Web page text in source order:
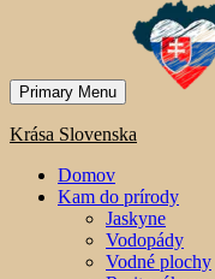
Primary Menu
Krása Slovenska
Domov
Kam do prírody
Jaskyne
Vodopády
Vodné plochy